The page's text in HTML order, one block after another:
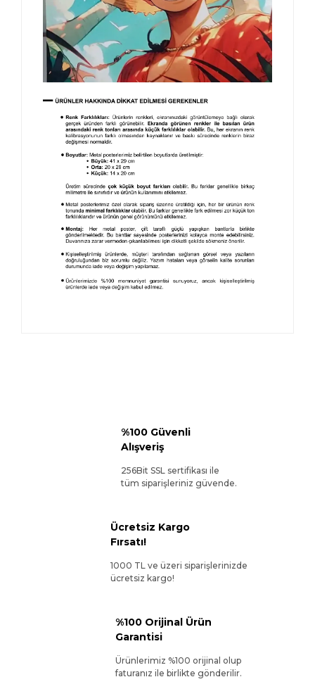
%100 Güvenli
Alışveriş
256Bit SSL sertifikası ile
tüm siparişleriniz güvende.
Ücretsiz Kargo
Fırsatı!
1000 TL ve üzeri siparişlerinizde
ücretsiz kargo!
%100 Orijinal Ürün
Garantisi
Ürünlerimiz %100 orijinal olup
faturanız ile birlikte gönderilir.